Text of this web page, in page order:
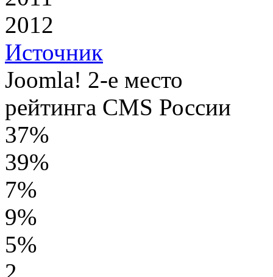
2012
Источник
Joomla! 2-е место
рейтинга CMS России
37%
39%
7%
9%
5%
2